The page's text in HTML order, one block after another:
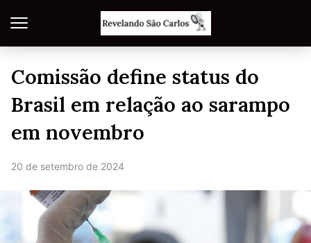
Comissão define status do
Brasil em relação ao sarampo
em novembro
20 de setembro de 2024